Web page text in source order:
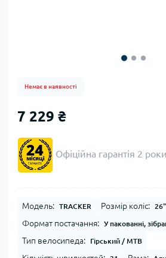
Немає в наявності
7 229 ₴
Офіційна гарантія 2
Модель: TRACKER Розмір коліс: 26"
Формат постачання: У пакованні,
Тип велосипеда: Гірський / MTB